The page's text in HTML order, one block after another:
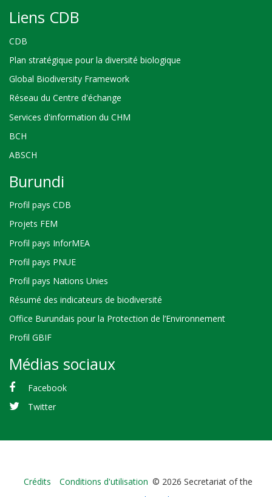
Liens CDB
CDB
Plan stratégique pour la diversité biologique
Global Biodiversity Framework
Réseau du Centre d'échange
Services d'information du CHM
BCH
ABSCH
Burundi
Profil pays CDB
Projets FEM
Profil pays InforMEA
Profil pays PNUE
Profil pays Nations Unies
Résumé des indicateurs de biodiversité
Office Burundais pour la Protection de l’Environnement
Profil GBIF
Médias sociaux
Facebook
Twitter
Bioland
Crédits Conditions d'utilisation © 2026 Secretariat of the